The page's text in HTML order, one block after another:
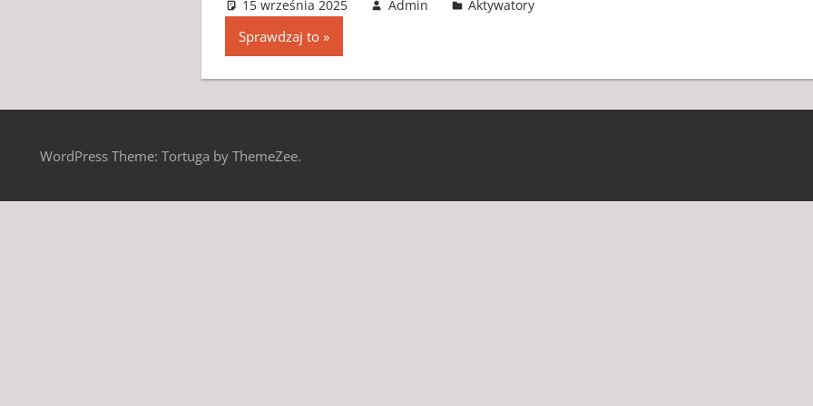
15 września 2025 Admin Aktywatory
Sprawdzaj to
WordPress Theme: Tortuga by ThemeZee.